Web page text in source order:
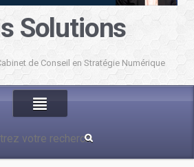
Solutions
de Conseil en Stratégie Numérique